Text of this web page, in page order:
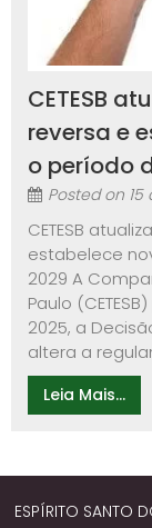
CETESB
reversa e
o período
Posted on
CETESB
estabelece
2029 A
Paulo
2025, a
altera a
Leia Mais...
ESPÍRITO SANTO